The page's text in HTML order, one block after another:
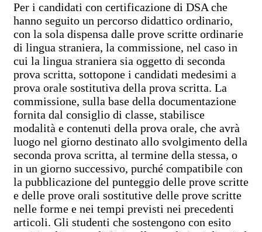
Per i candidati con certificazione di DSA che
hanno seguito un percorso didattico ordinario,
con la sola dispensa dalle prove scritte ordinarie
di lingua straniera, la commissione, nel caso in
cui la lingua straniera sia oggetto di seconda
prova scritta, sottopone i candidati medesimi a
prova orale sostitutiva della prova scritta. La
commissione, sulla base della documentazione
fornita dal consiglio di classe, stabilisce
modalità e contenuti della prova orale, che avrà
luogo nel giorno destinato allo svolgimento della
seconda prova scritta, al termine della stessa, o
in un giorno successivo, purché compatibile con
la pubblicazione del punteggio delle prove scritte
e delle prove orali sostitutive delle prove scritte
nelle forme e nei tempi previsti nei precedenti
articoli. Gli studenti che sostengono con esito